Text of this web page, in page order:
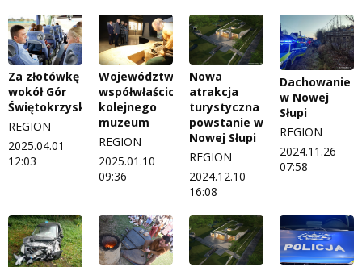
Za złotówkę
wokół Gór
Świętokrzyskich
REGION
2025.04.01
12:03
Województwo
współwłaścicielem
kolejnego
muzeum
REGION
2025.01.10
09:36
Nowa
atrakcja
turystyczna
powstanie w
Nowej Słupi
REGION
2024.12.10
16:08
Dachowanie
w Nowej
Słupi
REGION
2024.11.26
07:58